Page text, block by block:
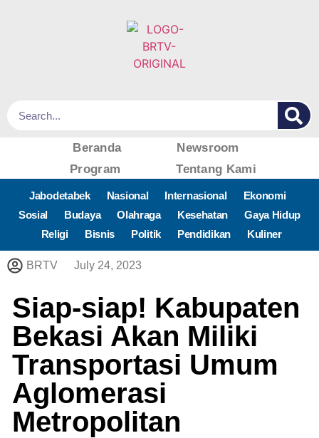
Beranda
Newsroom
Program
Tentang Kami
Jabodetabek Nasional Internasional
Ekonomi
Sosial
Budaya Olahraga Kesehatan
Gaya Hidup
Religi
Bisnis Politik Pendidikan Kuliner
BRTV July 24, 2023
Siap-siap! Kabupaten
Bekasi Akan Miliki
Transportasi Umum
Aglomerasi
Metropolitan